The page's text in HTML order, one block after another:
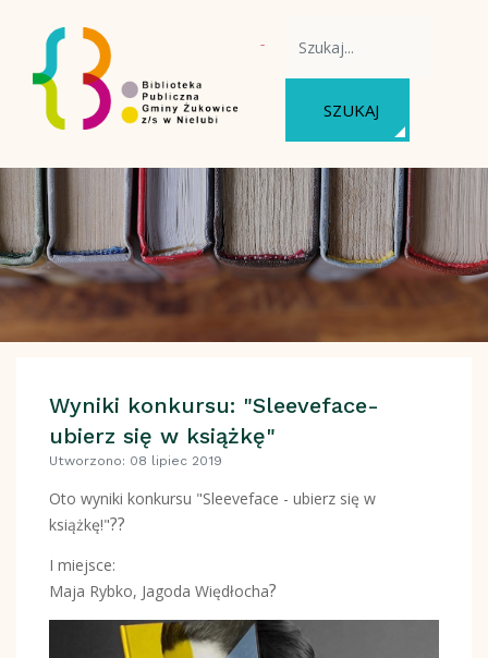
SZUKAJ
Wyniki konkursu: "Sleeveface-
ubierz się w książkę"
Utworzono: 08 lipiec 2019
Oto wyniki konkursu "Sleeveface - ubierz się w
książkę!"??
I miejsce:
Maja Rybko, Jagoda Więdłocha?